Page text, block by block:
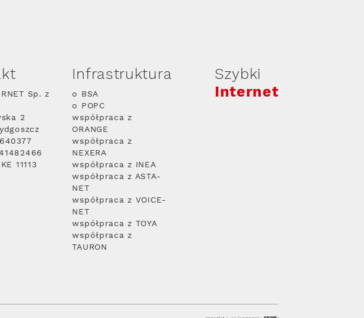
Sp. z
2
11113
Infrastruktura
o BSA
o POPC
współpraca z
ORANGE
współpraca z
NEXERA
współpraca z INEA
współpraca z ASTA-
NET
współpraca z VOICE-
NET
współpraca z TOYA
współpraca z
TAURON
Szybki
Internet